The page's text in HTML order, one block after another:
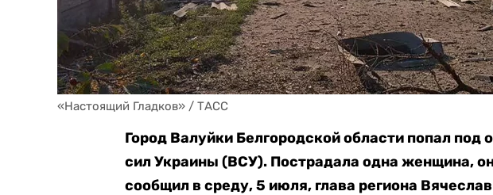
«Настоящий Гладков» / ТАСС
Город Валуйки Белгородской области попал
сил Украины (ВСУ). Пострадала одна женщина,
сообщил в среду, 5 июля, глава региона